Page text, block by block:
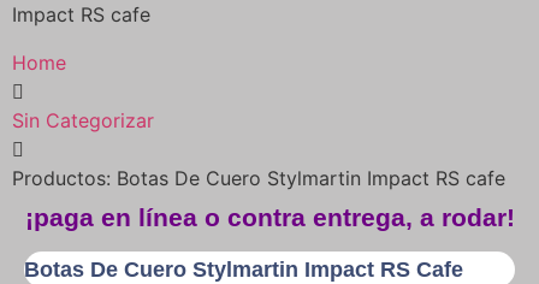
Impact RS cafe
Home
Sin Categorizar
Productos: Botas De Cuero Stylmartin Impact RS cafe
¡paga en línea o contra entrega, a rodar!
Botas De Cuero Stylmartin Impact RS Cafe